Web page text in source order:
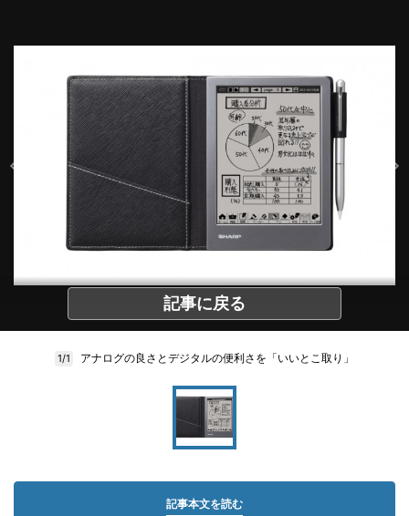
記事に戻る
1/1 アナログの良さとデジタルの便利さを「いいとこ取り」
記事本文を読む